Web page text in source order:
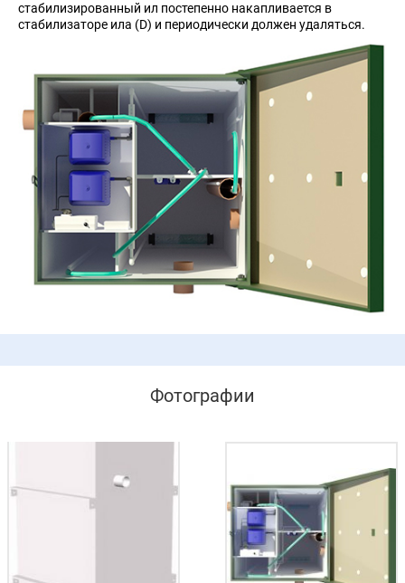
стабилизированный ил постепенно накапливается в
стабилизаторе ила (D) и периодически должен удаляться.
Фотографии